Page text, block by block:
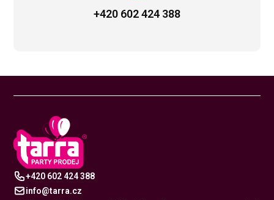
+420 602 424 388
+420 602 424 388
info@tarra.cz